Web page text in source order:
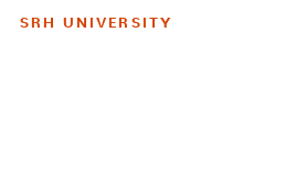
SRH UNIVERSITY